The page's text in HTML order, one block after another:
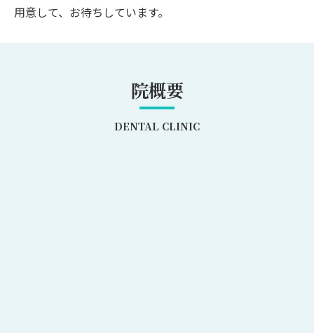
用意して、お待ちしています。
院概要
DENTAL CLINIC